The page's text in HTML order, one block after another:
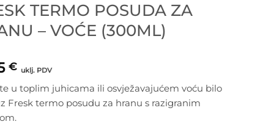
TERMO POSUDA ZA
– VOĆE (300ML)
€ uklj. PDV
u toplim juhicama ili osvježavajućem voću bilo
Fresk termo posudu za hranu s razigranim